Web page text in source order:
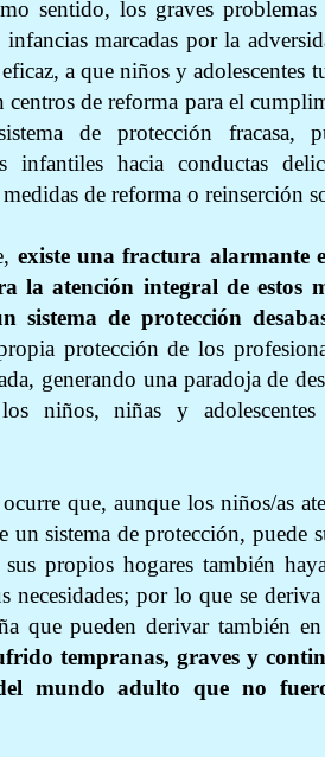
sentido, los graves
marcadas por la
a que niños y adolescentes
centros de reforma para el
de protección fracasa,
infantiles hacia conductas
medidas de reforma o reinserción
existe una fractura alarmante
la atención integral de estos
sistema de protección
protección de los
generando una paradoja de
niños, niñas y
que, aunque los niños/as
un sistema de protección, puede
sus propios hogares también
necesidades; por lo que se
que pueden derivar también
tempranas, graves y
mundo adulto que no